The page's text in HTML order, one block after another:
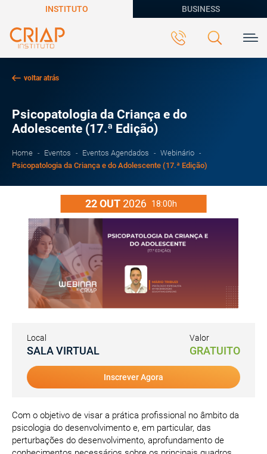
INSTITUTO BUSINESS
voltar atrás
Psicopatologia da Criança e do
Adolescente (17.ª Edição)
Home Eventos Eventos Agendados
Webinário
Psicopatologia da Criança e do Adolescente (17.ª Edição)
22OUT 2026 18:00h
Local
SALA VIRTUAL
Valor
GRATUITO
Inscrever Agora
Com o objetivo de visar a prática profissional no âmbito da
psicologia do desenvolvimento e, em particular, das
perturbações do desenvolvimento, aprofundamento de